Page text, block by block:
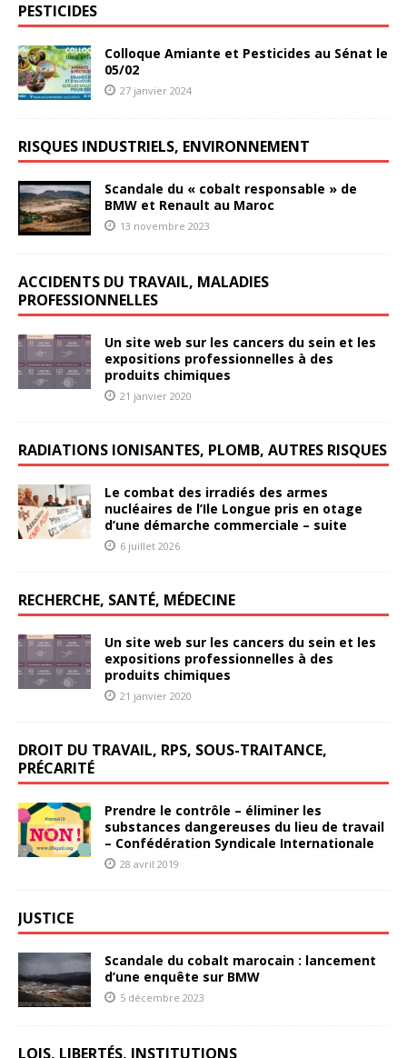
PESTICIDES
Colloque Amiante et Pesticides au Sénat le
05/02
27 janvier 2024
RISQUES INDUSTRIELS, ENVIRONNEMENT
Scandale du « cobalt responsable » de
BMW et Renault au Maroc
13 novembre 2023
ACCIDENTS DU TRAVAIL, MALADIES
PROFESSIONNELLES
Un site web sur les cancers du sein et les
expositions professionnelles à des
produits chimiques
21 janvier 2020
RADIATIONS IONISANTES, PLOMB, AUTRES RISQUES
Le combat des irradiés des armes
nucléaires de l’Ile Longue pris en otage
d’une démarche commerciale – suite
6 juillet 2026
RECHERCHE, SANTÉ, MÉDECINE
Un site web sur les cancers du sein et les
expositions professionnelles à des
produits chimiques
21 janvier 2020
DROIT DU TRAVAIL, RPS, SOUS-TRAITANCE,
PRÉCARITÉ
Prendre le contrôle – éliminer les
substances dangereuses du lieu de travail
– Confédération Syndicale Internationale
28 avril 2019
JUSTICE
Scandale du cobalt marocain : lancement
d’une enquête sur BMW
5 décembre 2023
LOIS, LIBERTÉS, INSTITUTIONS